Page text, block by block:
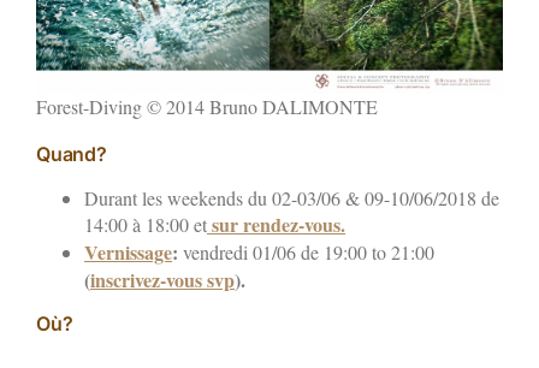
Forest-Diving © 2014 Bruno DALIMONTE
Quand?
Durant les weekends du 02-03/06 & 09-10/06/2018 de
14:00 à 18:00 etsur rendez-vous.
Vernissage: vendredi 01/06 de 19:00 to 21:00
(inscrivez-vous svp).
Où?